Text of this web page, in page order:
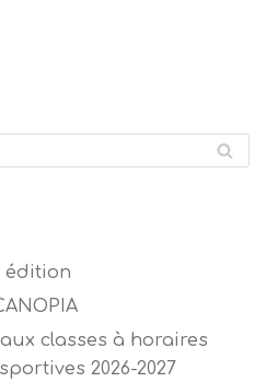
édition
classes à horaires
2026-2027